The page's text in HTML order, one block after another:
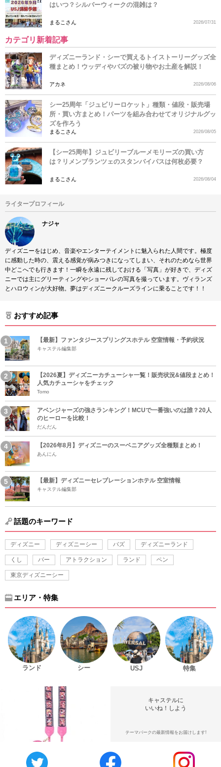
はいつ？シルバーウィークの混雑は？
まるこさん 2026/07/31
カテゴリ新着記事
ディズニーランド・シーで買えるトイストーリーグッズ全
種まとめ！ウッディやバズの被り物やお土産を解説！
アカネ 2026/08/06
シー25周年「ジュビリーロケット」種類・値段・販売場
所・買い方まとめ！パーツを組み合わせてオリジナルグッ
ズを作ろう
まるこさん 2026/08/05
【シー25周年】ジュビリーブルーメモリーズの買い方
は？リメンブランツェのスタンバイパスは何枚必要？
まるこさん 2026/08/04
ライタープロフィール
ナジャ
ディズニーをはじめ、音楽やエンターテイメントに魅入られた人間です。極度
に感動した時の、震える感覚が病みつきになってしまい、それのためなら世界
中どこへでも行きます！一瞬を永遠に残しておける「写真」が好きで、ディズ
ニーでは主にグリーティングやショーパレの写真を撮っています。ヴィランズ
とハロウィンが大好物。夢はディズニークルーズラインに乗ることです！！
おすすめ記事
【最新】ファンタジースプリングスホテル 空室情報・予約状況
キャステル編集部
【2026夏】ディズニーカチューシャ一覧！販売状況&値段まとめ！
人気カチューシャをチェック
Tomo
アベンジャーズの強さランキング！MCUで一番強いのは誰？20人
のヒーローを比較！
だんだん
【2026年8月】ディズニーのスーベニアグッズ全種類まとめ！
あんにん
【最新】ディズニーセレブレーションホテル 空室情報
キャステル編集部
話題のキーワード
ディズニー ディズニーシー バズ ディズニーランド
くし バー アトラクション ランド ペン
東京ディズニーシー
エリア・特集
ランド シー USJ 特集
キャステルに
いいね！しよう
テーマパークの最新情報をお届けします!